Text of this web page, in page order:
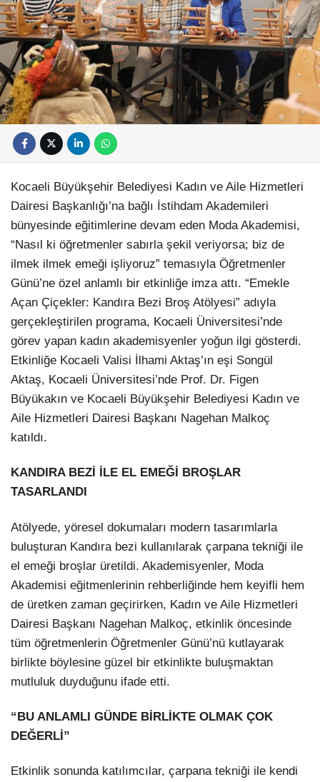
Kocaeli Büyükşehir Belediyesi Kadın ve Aile Hizmetleri
Dairesi Başkanlığı’na bağlı İstihdam Akademileri
bünyesinde eğitimlerine devam eden Moda Akademisi,
“Nasıl ki öğretmenler sabırla şekil veriyorsa; biz de
ilmek ilmek emeği işliyoruz” temasıyla Öğretmenler
Günü’ne özel anlamlı bir etkinliğe imza attı. “Emekle
Açan Çiçekler: Kandıra Bezi Broş Atölyesi” adıyla
gerçekleştirilen programa, Kocaeli Üniversitesi’nde
görev yapan kadın akademisyenler yoğun ilgi gösterdi.
Etkinliğe Kocaeli Valisi İlhami Aktaş’ın eşi Songül
Aktaş, Kocaeli Üniversitesi’nde Prof. Dr. Figen
Büyükakın ve Kocaeli Büyükşehir Belediyesi Kadın ve
Aile Hizmetleri Dairesi Başkanı Nagehan Malkoç
katıldı.
KANDIRA BEZİ İLE EL EMEĞİ BROŞLAR
TASARLANDI
Atölyede, yöresel dokumaları modern tasarımlarla
buluşturan Kandıra bezi kullanılarak çarpana tekniği ile
el emeği broşlar üretildi. Akademisyenler, Moda
Akademisi eğitmenlerinin rehberliğinde hem keyifli hem
de üretken zaman geçirirken, Kadın ve Aile Hizmetleri
Dairesi Başkanı Nagehan Malkoç, etkinlik öncesinde
tüm öğretmenlerin Öğretmenler Günü’nü kutlayarak
birlikte böylesine güzel bir etkinlikte buluşmaktan
mutluluk duyduğunu ifade etti.
“BU ANLAMLI GÜNDE BİRLİKTE OLMAK ÇOK
DEĞERLİ”
Etkinlik sonunda katılımcılar, çarpana tekniği ile kendi